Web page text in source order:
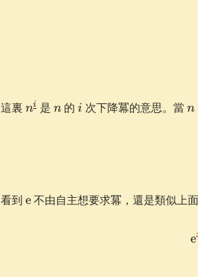
這裏 n^{\underline
ni 是 n
n 的 i
i 次下降冪的意思。當 n
看到 \e
e不由自主想要求冪，還是類似上
e